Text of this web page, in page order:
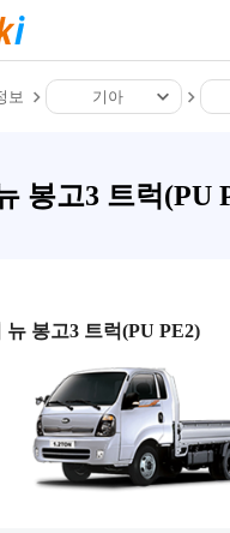
보 기아
봉고3 트럭(PU
뉴 봉고3 트럭(PU PE2)